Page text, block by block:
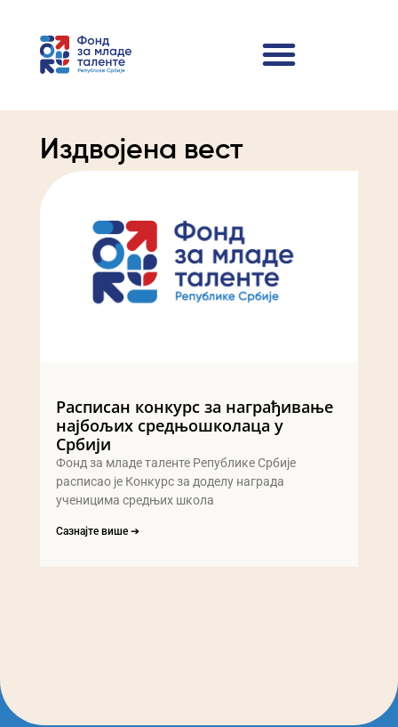
Издвојена вест
Расписан конкурс за награђивање
најбољих средњошколаца у
Србији
Фонд за младе таленте Републике Србије
расписао је Конкурс за доделу награда
ученицима средњих школа
Сазнајте више ➔